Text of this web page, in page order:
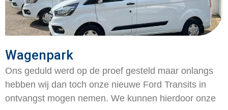
Wagenpark
Ons geduld werd op de proef gesteld maar onlangs
hebben wij dan toch onze nieuwe Ford Transits in
ontvangst mogen nemen. We kunnen hierdoor onze